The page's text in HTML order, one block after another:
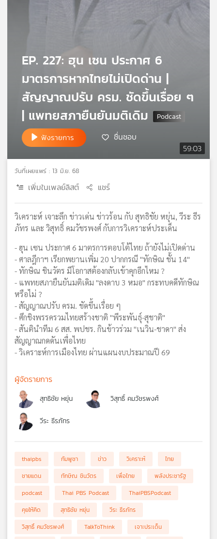
แผนที่
เครือ
59:03
EP. 227: ฮุน เซน ประกาศ 6
มาตรการหากไทยไม่เปิดด่าน |
สัญญาณปรับ ครม. ชัดขึ้นเรื่อย ๆ
| แพทยสภายืนยันมติเดิม
ฟังรายการ ชื่นชอบ
วันที่เผยแพร่ : 13 มิ.ย. 68
เพิ่มในเพลย์ลิสต์ แชร์
วิเคราะห์ เจาะลึก ข่าวเด่น ข่าวร้อน กับ สุทธิชัย หยุ่น, วีระ ธีร
ภัทร และ วิสุทธิ์ คมวัชรพงศ์ กับการวิเคราะห์ประเด็น
- ฮุน เซน ประกาศ 6 มาตรการตอบโต้ไทย ถ้ายังไม่เปิดด่าน
- ศาลฎีกาฯ เรียกพยานเพิ่ม 20 ปากกรณี "ทักษิณ ชั้น 14"
- ทักษิณ ชินวัตร มีโอกาสต้องกลับเข้าคุกอีกไหม ?
- แพทยสภายืนยันมติเดิม "ลงดาบ 3 หมอ" กระทบคดีทักษิณ
หรือไม่ ?
- สัญญาณปรับ ครม. ชัดขึ้นเรื่อย ๆ
- ศึกชิงพรรครวมไทยสร้างชาติ "พีระพันธุ์-สุชาติ"
- สันตินำทีม 6 สส. พปชร. กินข้าวร่วม "เนวิน-ชาดา" ส่ง
สัญญาณกดดันเพื่อไทย
- วิเคราะห์การเมืองไทย ผ่านแผนงบประมาณปี 69
ผู้จัดรายการ
สุทธิชัย หยุ่น วิสุทธิ์ คมวัชรพงศ์
วีระ ธีรภัทร
thaipbs กัมพูชา ข่าว วิเคราะห์
ไทย
ชายแดน
ทักษิณ ชินวัตร เพื่อไทย
พลังประชารัฐ
podcast
Thai PBS Podcast
ThaiPBSPodcast
คุยให้คิด
สุทธิชัย หยุ่น
วีระ ธีรภัทร
วิสุทธิ์ คมวัชรพงศ์
TalkToThink
เจาะประเด็น